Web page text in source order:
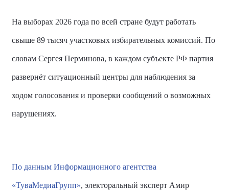
На выборах 2026 года по всей стране будут работать
свыше 89 тысяч участковых избирательных комиссий. По
словам Сергея Перминова, в каждом субъекте РФ партия
развернёт ситуационный центры для наблюдения за
ходом голосования и проверки сообщений о возможных
нарушениях.
По данным Информационного агентства
«ТуваМедиаГрупп», электоральный эксперт Амир